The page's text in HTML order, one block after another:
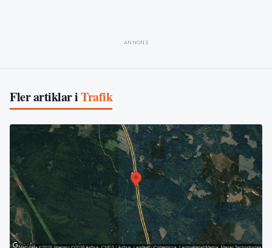
ANNONS
Fler artiklar iTrafik